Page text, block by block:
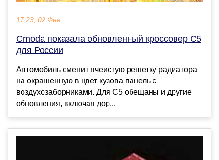
17:23, 02 Фев
Omoda показала обновленный кроссовер C5
для России
Автомобиль сменит ячеистую решетку радиатора
на окрашенную в цвет кузова панель с
воздухозаборниками. Для C5 обещаны и другие
обновления, включая дор...